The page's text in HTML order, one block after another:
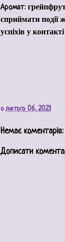
Аромат:
сприймати події
успіхів у
олютого 06, 2023
Немає коментарів:
Дописати